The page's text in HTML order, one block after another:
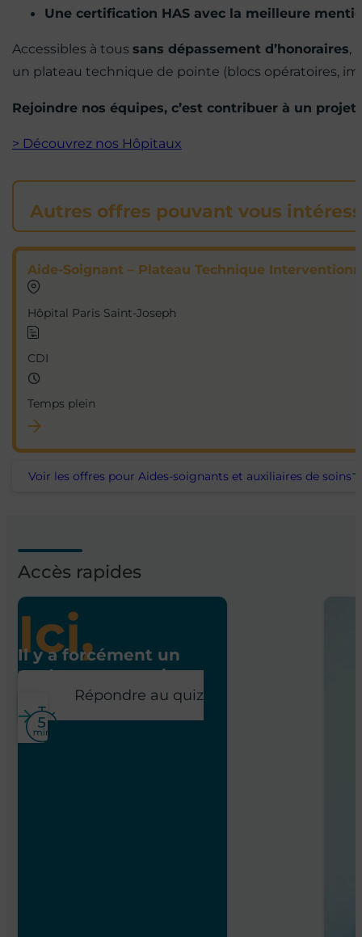
Une certification HAS avec la meilleure
Accessibles à tous sans dépassement d’honoraires,
un plateau technique de pointe (blocs opératoires,
Rejoindre nos équipes, c’est contribuer à un
> Découvrez nos Hôpitaux
Autres offres pouvant vous
Aide-Soignant – Plateau Technique
Hôpital Paris Saint-Joseph
CDI
Temps plein
Voir les offres pour Aides-soignants et auxiliaires de soins
Accès rapides
Ici,
Il y a forcément un
poste pour vous !
Répondre au quiz